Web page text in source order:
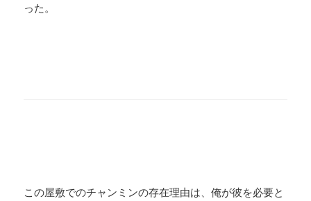
った。
この屋敷でのチャンミンの存在理由は、俺が彼を必要と